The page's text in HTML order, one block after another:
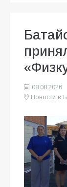
08.08.2026
Новости в